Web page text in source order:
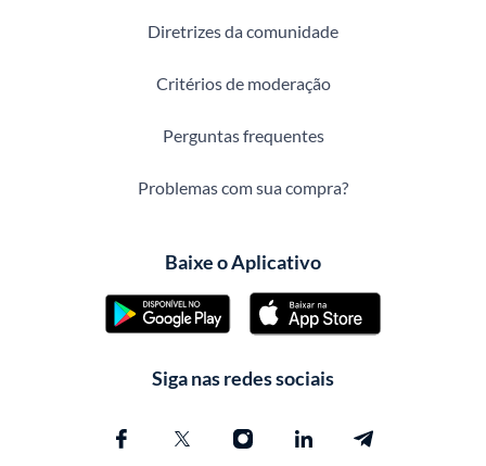
Diretrizes da comunidade
Critérios de moderação
Perguntas frequentes
Problemas com sua compra?
Baixe o Aplicativo
Siga nas redes sociais